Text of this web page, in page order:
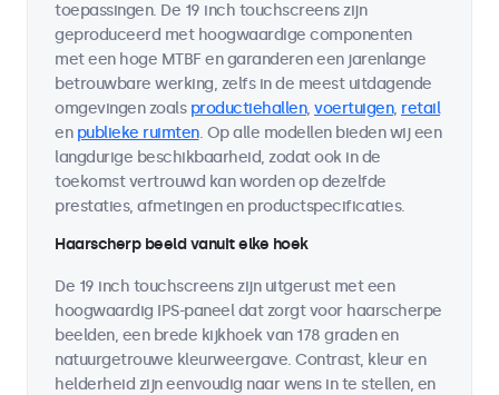
toepassingen. De 19 inch touchscreens zijn
geproduceerd met hoogwaardige componenten
met een hoge MTBF en garanderen een jarenlange
betrouwbare werking, zelfs in de meest uitdagende
omgevingen zoals productiehallen, voertuigen, retail
en publieke ruimten. Op alle modellen bieden wij een
langdurige beschikbaarheid, zodat ook in de
toekomst vertrouwd kan worden op dezelfde
prestaties, afmetingen en productspecificaties.
Haarscherp beeld vanuit elke hoek
De 19 inch touchscreens zijn uitgerust met een
hoogwaardig IPS-paneel dat zorgt voor haarscherpe
beelden, een brede kijkhoek van 178 graden en
natuurgetrouwe kleurweergave. Contrast, kleur en
helderheid zijn eenvoudig naar wens in te stellen, en